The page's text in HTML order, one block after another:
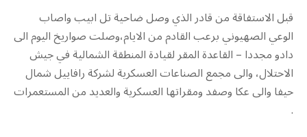
قبل الاستفاقة من قادر الذي وصل ضاحية تل ابيب واصاب
الوعي الصهيوني برعب القادم من الايام،وصلت صواريخ اليوم الى
دادو مجددا – القاعدة المقر لقيادة المنطقة الشمالية في جيش
الاحتلال، والى مجمع الصناعات العسكرية لشركة رافاييل شمال
حيفا والى عكا وصفد ومقراتها العسكرية والعديد من المستعمرات
.